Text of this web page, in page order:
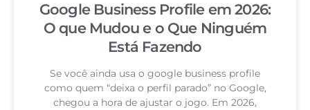
Google Business Profile em 2026:
O que Mudou e o Que Ninguém
Está Fazendo
Se você ainda usa o google business profile
como quem “deixa o perfil parado” no Google,
chegou a hora de ajustar o jogo. Em 2026,